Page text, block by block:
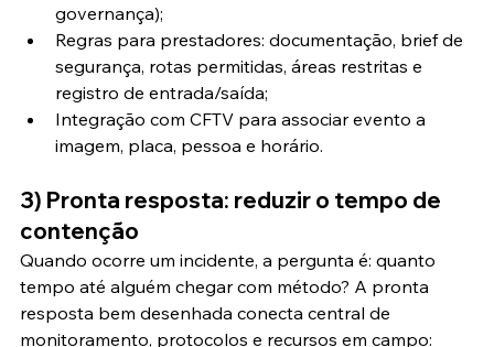
governança);
Regras para prestadores: documentação, brief de
segurança, rotas permitidas, áreas restritas e
registro de entrada/saída;
Integração com CFTV para associar evento a
imagem, placa, pessoa e horário.
3) Pronta resposta: reduzir o tempo de
contenção
Quando ocorre um incidente, a pergunta é: quanto
tempo até alguém chegar com método? A pronta
resposta bem desenhada conecta central de
monitoramento, protocolos e recursos em campo: